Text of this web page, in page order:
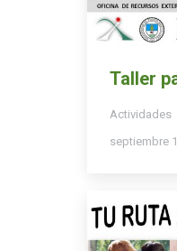
Taller
Actividades
septiembre